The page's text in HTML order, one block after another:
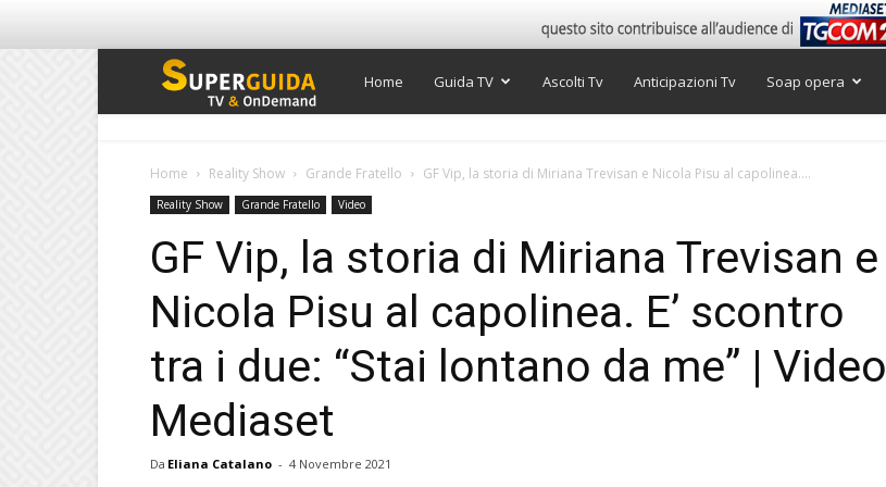
Super
TV
Home Guida TV Ascolti Tv Anticipazioni Tv Soap opera
Home Reality Show Grande Fratello GF Vip, la storia di Miriana Trevisan e Nicola Pisu al capolinea....
Reality Show Grande Fratello Video
GF Vip, la storia di Miriana Trevisan e
Nicola Pisu al capolinea. E’ scontro
tra i due: “Stai lontano da me” | Video
Mediaset
Da Eliana Catalano - 4 Novembre 2021